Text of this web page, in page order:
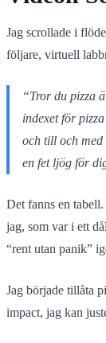
Jag scrollade i
följare, virtuell
“Tror du pizza
indexet för
och till och med
en fet ljög för
Det fanns en
jag, som var i ett
“rent utan panik”
Jag började tillåta
impact, jag kan